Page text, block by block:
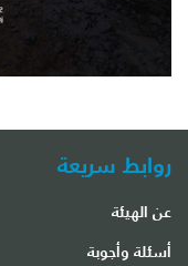
روابط سريعة
عن الهيئة
أسئلة وأجوبة